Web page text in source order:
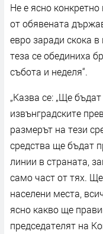
Не е ясно
от обявената
евро заради скока
теза се обединиха
събота и неделя“.
„Казва се: „Ще
извънградските
размерът на тези
средства ще бъдат
линии в страната,
само част от тях.
населени места,
ясно какво ще
председателят на